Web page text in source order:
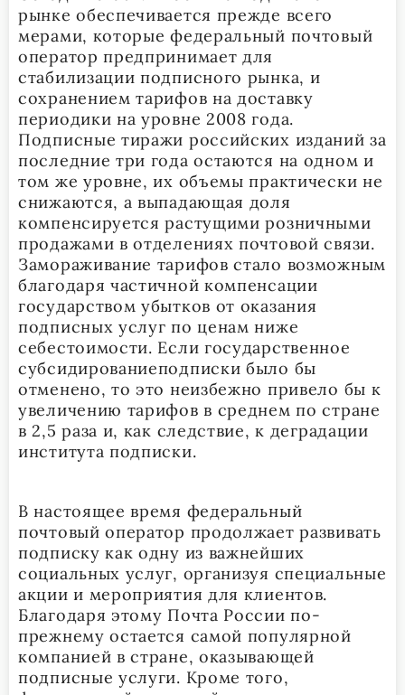
рынке обеспечивается прежде всего
мерами, которые федеральный почтовый
оператор предпринимает для
стабилизации подписного рынка, и
сохранением тарифов на доставку
периодики на уровне 2008 года.
Подписные тиражи российских изданий за
последние три года остаются на одном и
том же уровне, их объемы практически не
снижаются, а выпадающая доля
компенсируется растущими розничными
продажами в отделениях почтовой связи.
Замораживание тарифов стало возможным
благодаря частичной компенсации
государством убытков от оказания
подписных услуг по ценам ниже
себестоимости. Если государственное
субсидированиеподписки было бы
отменено, то это неизбежно привело бы к
увеличению тарифов в среднем по стране
в 2,5 раза и, как следствие, к деградации
института подписки.
В настоящее время федеральный
почтовый оператор продолжает развивать
подписку как одну из важнейших
социальных услуг, организуя специальные
акции и мероприятия для клиентов.
Благодаря этому Почта России по-
прежнему остается самой популярной
компанией в стране, оказывающей
подписные услуги. Кроме того,